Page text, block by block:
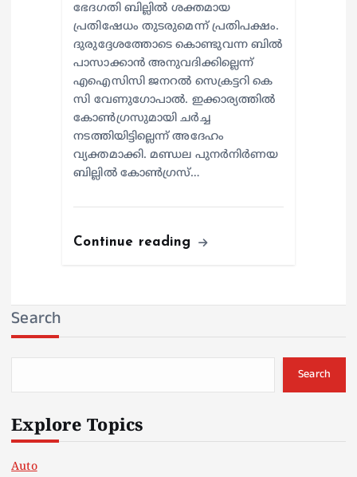
ഭേദഗതി ബില്ലിൽ ശക്തമായ
പ്രതിഷേധം തുടരുമെന്ന് പ്രതിപക്ഷം.
ദുരുദ്ദേശത്തോടെ കൊണ്ടുവന്ന ബിൽ
പാസാക്കാൻ അനുവദിക്കില്ലെന്ന്
എഐസിസി ജനറൽ സെക്രട്ടറി കെ
സി വേണുഗോപാൽ. ഇക്കാര്യത്തിൽ
കോൺഗ്രസുമായി ചർച്ച
നടത്തിയിട്ടില്ലെന്ന് അദേഹം
വ്യക്തമാക്കി. മണ്ഡല പുനർനിർണയ
ബില്ലിൽ കോൺഗ്രസ്…
Continue reading
Search
Search
Explore Topics
Auto